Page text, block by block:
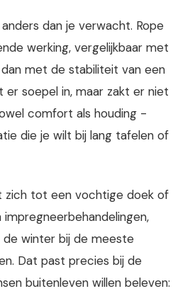
dan je verwacht. Rope
werking, vergelijkbaar met
met de stabiliteit van een
er soepel in, maar zakt er niet
comfort als houding -
die je wilt bij lang tafelen of
zich tot een vochtige doek of
impregneerbehandelingen,
de winter bij de meeste
Dat past precies bij de
buitenleven willen beleven: